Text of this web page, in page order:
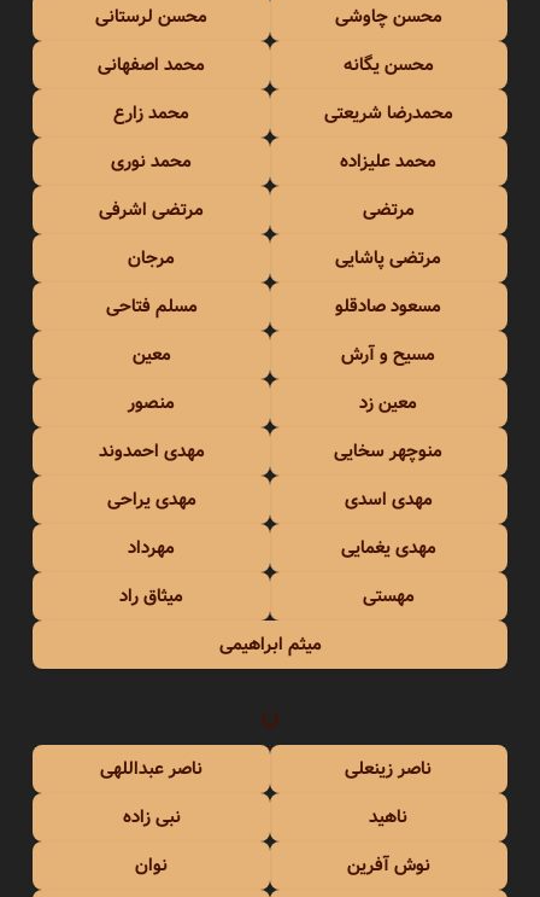
محسن چاوشی
محسن لرستانی
محسن یگانه
محمد اصفهانی
محمدرضا شریعتی
محمد زارع
محمد علیزاده
محمد نوری
مرتضی
مرتضی اشرفی
مرتضی پاشایی
مرجان
مسعود صادقلو
مسلم فتاحی
مسیح و آرش
معین
معین زد
منصور
منوچهر سخایی
مهدی احمدوند
مهدی اسدی
مهدی یراحی
مهدی یغمایی
مهرداد
مهستی
میثاق راد
میثم ابراهیمی
ن
ناصر زینعلی
ناصر عبداللهی
ناهید
نبی زاده
نوش آفرین
نوان